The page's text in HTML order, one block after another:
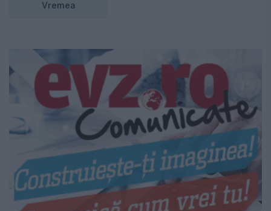
Vremea